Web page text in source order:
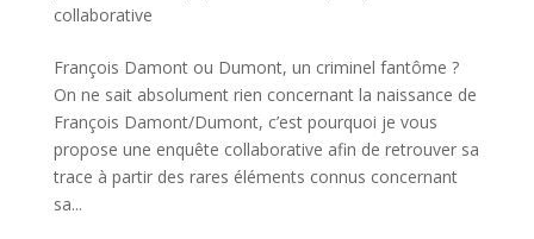
collaborative
François Damont ou Dumont, un criminel fantôme ?
On ne sait absolument rien concernant la naissance de
François Damont/Dumont, c’est pourquoi je vous
propose une enquête collaborative afin de retrouver sa
trace à partir des rares éléments connus concernant
sa...